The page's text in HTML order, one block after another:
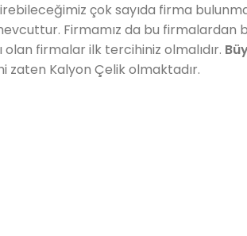
çok sayıda firma
Firmamız da bu firmalardan
firmalar ilk tercihiniz olmalıdır.
zaten Kalyon Çelik olmaktadır.